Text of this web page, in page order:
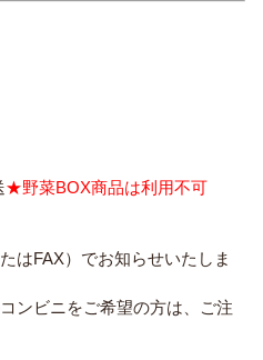
★野菜BOX商品は利用不可
はFAX）でお知らせいたしま
ンビニをご希望の方は、ご注